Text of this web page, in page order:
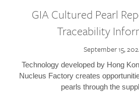
GIA Cultured Pearl
Traceability
September 15,
Technology developed by Hong
Nucleus Factory creates
pearls through the